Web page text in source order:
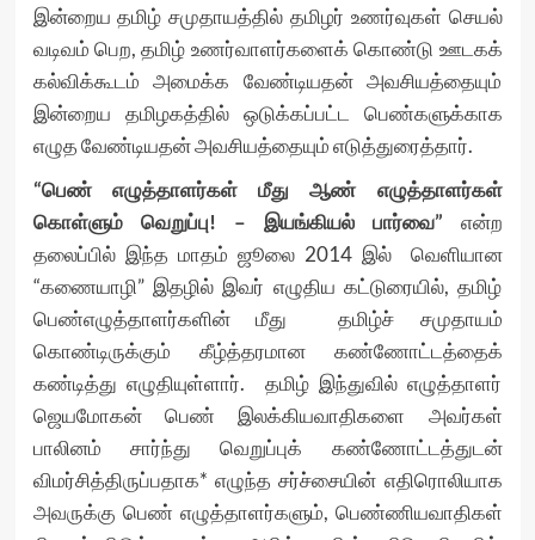
இன்றைய தமிழ் சமுதாயத்தில் தமிழர் உணர்வுகள் செயல்
வடிவம் பெற, தமிழ் உணர்வாளர்களைக் கொண்டு ஊடகக்
கல்விக்கூடம் அமைக்க வேண்டியதன் அவசியத்தையும்
இன்றைய தமிழகத்தில் ஒடுக்கப்பட்ட பெண்களுக்காக
எழுத வேண்டியதன் அவசியத்தையும் எடுத்துரைத்தார்.
“பெண் எழுத்தாளர்கள் மீது ஆண் எழுத்தாளர்கள்
கொள்ளும் வெறுப்பு! – இயங்கியல் பார்வை” என்ற
தலைப்பில் இந்த மாதம் ஜூலை 2014 இல் வெளியான
“கணையாழி” இதழில் இவர் எழுதிய கட்டுரையில், தமிழ்
பெண்எழுத்தாளர்களின் மீது தமிழ்ச் சமுதாயம்
கொண்டிருக்கும் கீழ்த்தரமான கண்ணோட்டத்தைக்
கண்டித்து எழுதியுள்ளார். தமிழ் இந்துவில் எழுத்தாளர்
ஜெயமோகன் பெண் இலக்கியவாதிகளை அவர்கள்
பாலினம் சார்ந்து வெறுப்புக் கண்ணோட்டத்துடன்
விமர்சித்திருப்பதாக* எழுந்த சர்ச்சையின் எதிரொலியாக
அவருக்கு பெண் எழுத்தாளர்களும், பெண்ணியவாதிகள்